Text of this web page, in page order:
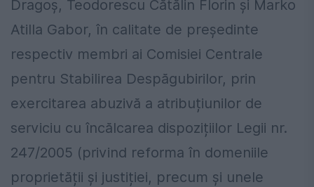
Dragoș, Teodorescu Cătălin Florin și Marko
Atilla Gabor, în calitate de președinte
respectiv membri ai Comisiei Centrale
pentru Stabilirea Despăgubirilor, prin
exercitarea abuzivă a atribuțiunilor de
serviciu cu încălcarea dispozițiilor Legii nr.
247/2005 (privind reforma în domeniile
proprietății și justiției, precum și unele